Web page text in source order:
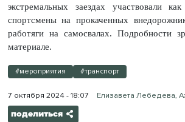
экстремальных заездах участвовали
спортсмены на прокаченных
работяги на самосвалах. Подробности
материале.
#мероприятия #транспорт
7 октября 2024 - 18:07 Елизавета Лебедева,
поделиться